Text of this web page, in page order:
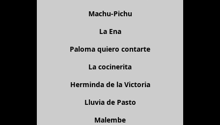
Machu-Pichu
La Ena
Paloma quiero contarte
La cocinerita
Herminda de la Victoria
Lluvia de Pasto
Malembe